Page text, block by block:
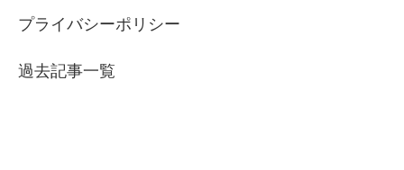
プライバシーポリシー
過去記事一覧